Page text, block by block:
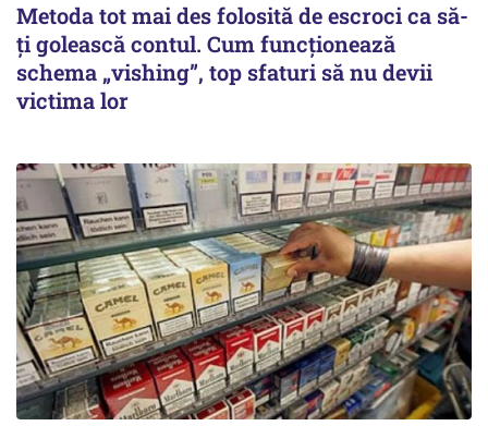
Metoda tot mai des folosită de escroci ca să-
ți golească contul. Cum funcționează
schema „vishing”, top sfaturi să nu devii
victima lor